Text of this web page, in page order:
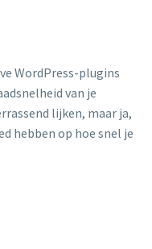
WordPress-plugins
van je
lijken, maar ja,
hebben op hoe snel je